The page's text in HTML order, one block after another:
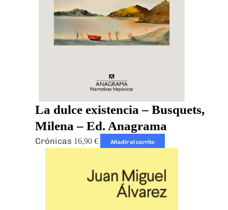
La dulce existencia – Busquets,
Milena – Ed. Anagrama
Crónicas 16,90€ Añadir al carrito